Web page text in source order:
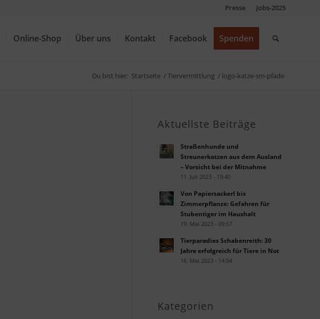
Presse Jobs-2025
Online-Shop Über uns Kontakt Facebook Spenden
Du bist hier: Startseite / Tiervermittlung / logo-katze-sm-pfade
Aktuellste Beiträge
Straßenhunde und
Streunerkatzen aus dem Ausland
– Vorsicht bei der Mitnahme
11. Juli 2023 - 19:40
Von Papiersackerl bis
Zimmerpflanze: Gefahren für
Stubentiger im Haushalt
19. Mai 2023 - 09:57
Tierparadies Schabenreith: 30
Jahre erfolgreich für Tiere in Not
16. Mai 2023 - 14:04
Kategorien